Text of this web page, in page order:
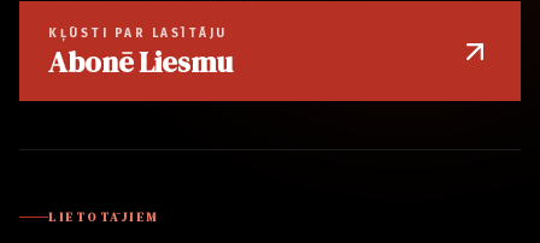
KĻŪSTI PAR LASĪTĀJU
Abonē Liesmu
LIETOTĀJIEM